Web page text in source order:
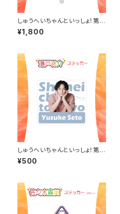
しゅうへいちゃんといっしょ！第1
0夜オリジナルクリアうちわ（瀬
戸祐介）
¥1,800
しゅうへいちゃんといっしょ！第1
0夜オリジナルステッカー（瀬戸
祐介）
¥500